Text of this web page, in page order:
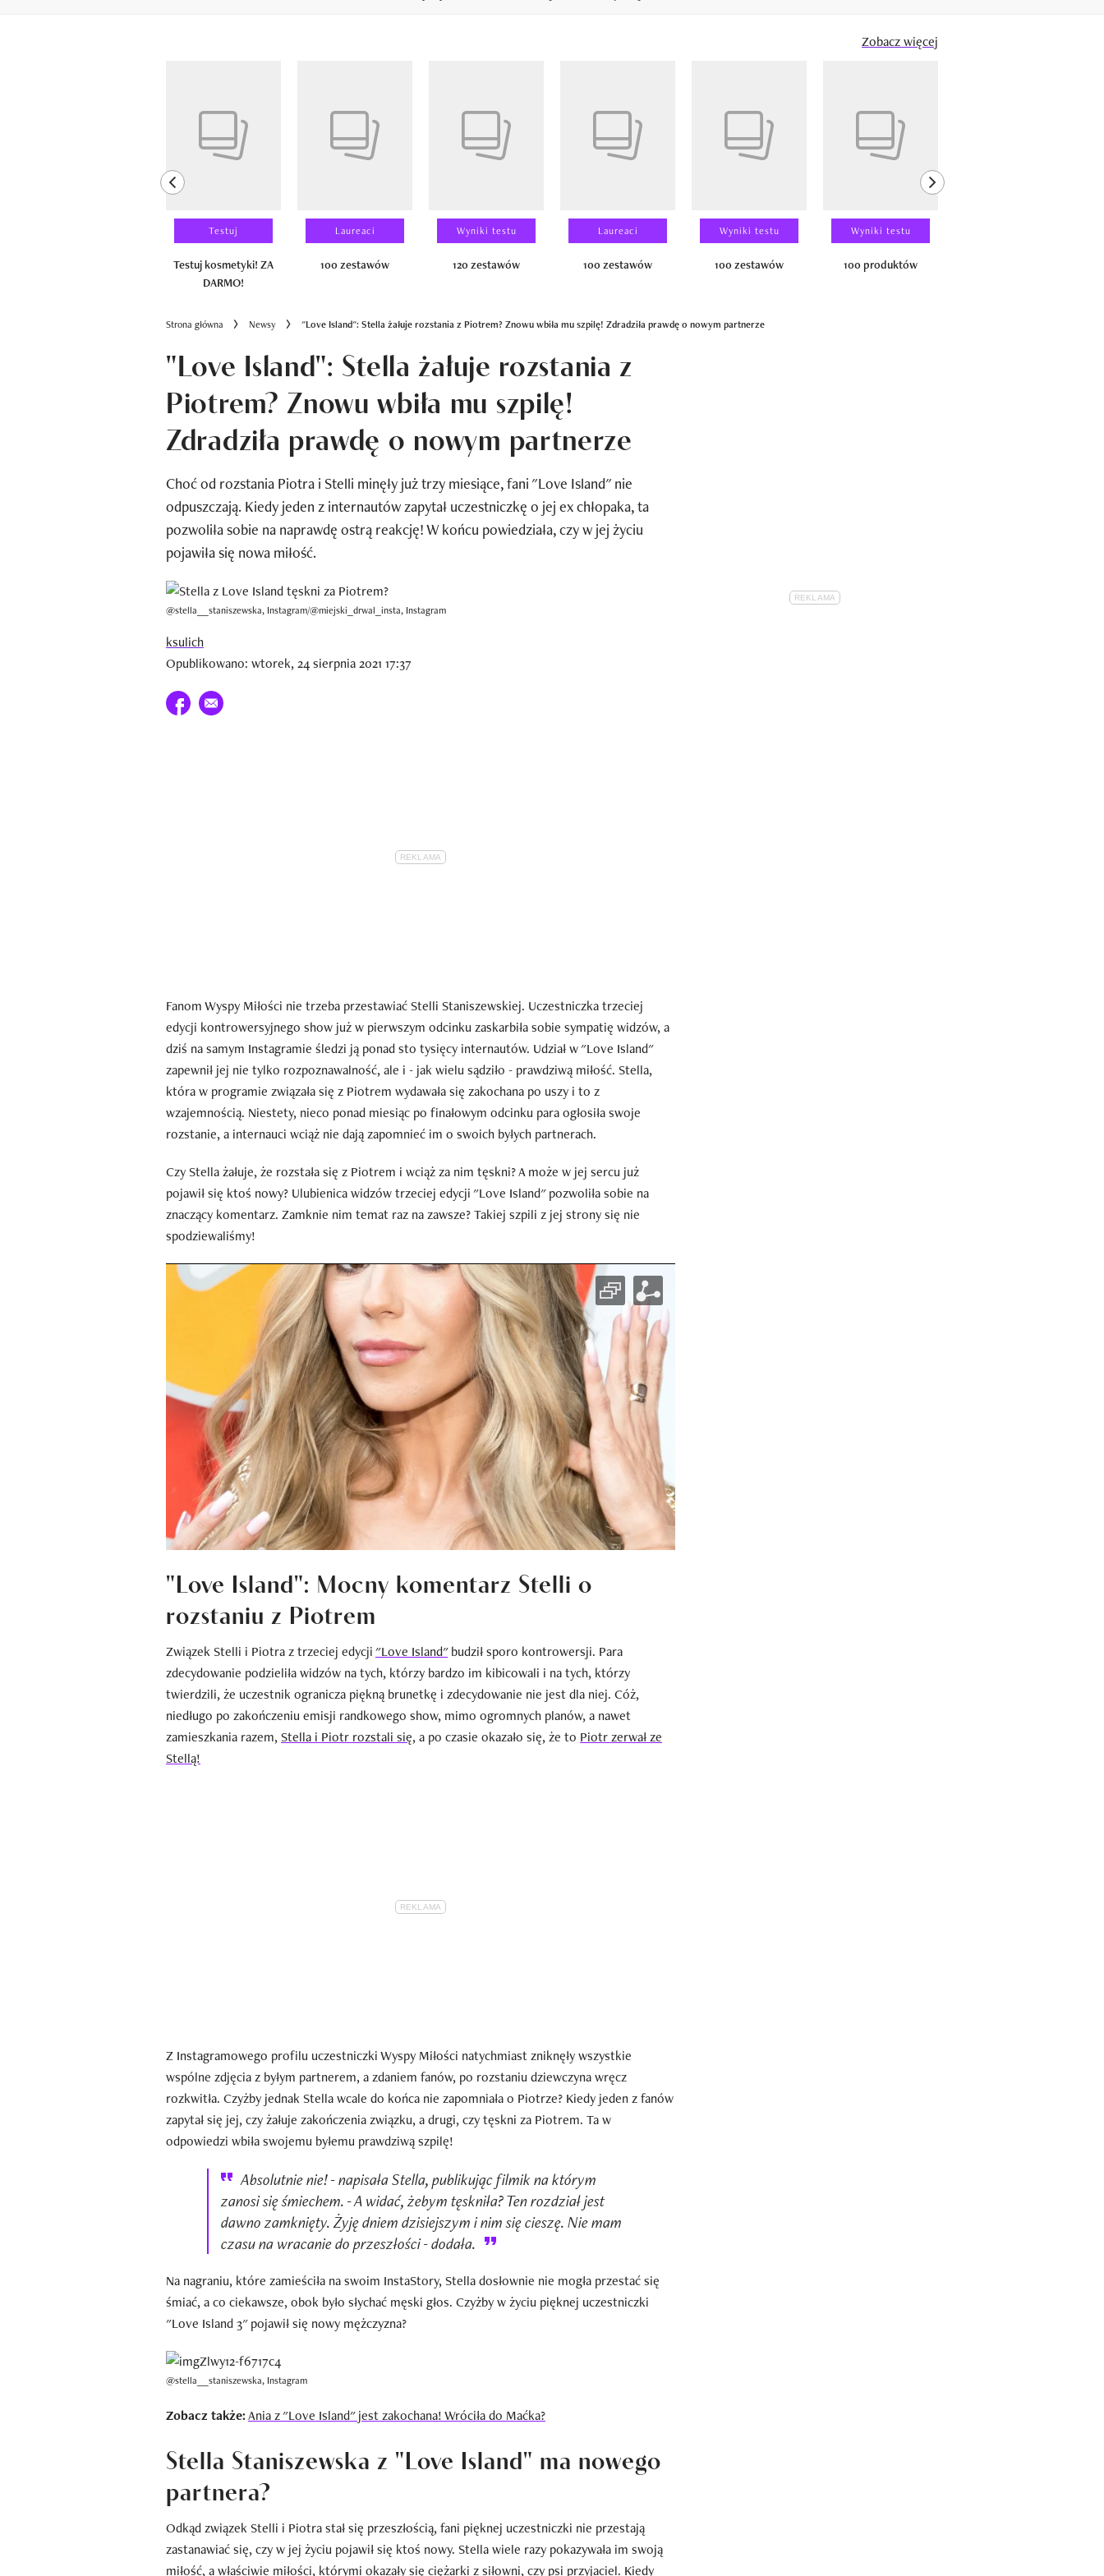
Zobacz więcej
previous element
Testuj
Testuj kosmetyki! ZA
DARMO!
Laureaci
100 zestawów
Wyniki testu
120 zestawów
Laureaci
100 zestawów
Wyniki testu
100 zestawów
Wyniki testu
100 produktów
next element
Strona główna Newsy "Love Island": Stella żałuje rozstania z Piotrem? Znowu wbiła mu szpilę! Zdradziła prawdę o nowym partnerze
"Love Island": Stella żałuje rozstania z
Piotrem? Znowu wbiła mu szpilę!
Zdradziła prawdę o nowym partnerze
Choć od rozstania Piotra i Stelli minęły już trzy miesiące, fani "Love Island" nie
odpuszczają. Kiedy jeden z internautów zapytał uczestniczkę o jej ex chłopaka, ta
pozwoliła sobie na naprawdę ostrą reakcję! W końcu powiedziała, czy w jej życiu
pojawiła się nowa miłość.
@stella__staniszewska, Instagram/@miejski_drwal_insta, Instagram
ksulich
Opublikowano: wtorek, 24 sierpnia 2021 17:37
Udostępnij na facebook
E-mail do przyjaciela
Fanom Wyspy Miłości nie trzeba przestawiać Stelli Staniszewskiej. Uczestniczka trzeciej
edycji kontrowersyjnego show już w pierwszym odcinku zaskarbiła sobie sympatię widzów, a
dziś na samym Instagramie śledzi ją ponad sto tysięcy internautów. Udział w "Love Island"
zapewnił jej nie tylko rozpoznawalność, ale i - jak wielu sądziło - prawdziwą miłość. Stella,
która w programie związała się z Piotrem wydawała się zakochana po uszy i to z
wzajemnością. Niestety, nieco ponad miesiąc po finałowym odcinku para ogłosiła swoje
rozstanie, a internauci wciąż nie dają zapomnieć im o swoich byłych partnerach.
Czy Stella żałuje, że rozstała się z Piotrem i wciąż za nim tęskni? A może w jej sercu już
pojawił się ktoś nowy? Ulubienica widzów trzeciej edycji "Love Island" pozwoliła sobie na
znaczący komentarz. Zamknie nim temat raz na zawsze? Takiej szpili z jej strony się nie
spodziewaliśmy!
"Love Island": Mocny komentarz Stelli o
rozstaniu z Piotrem
Związek Stelli i Piotra z trzeciej edycji"Love Island"budził sporo kontrowersji. Para
zdecydowanie podzieliła widzów na tych, którzy bardzo im kibicowali i na tych, którzy
twierdzili, że uczestnik ogranicza piękną brunetkę i zdecydowanie nie jest dla niej. Cóż,
niedługo po zakończeniu emisji randkowego show, mimo ogromnych planów, a nawet
zamieszkania razem,Stella i Piotr rozstali się, a po czasie okazało się, że to Piotr zerwał ze
Stellą!
Z Instagramowego profilu uczestniczki Wyspy Miłości natychmiast zniknęły wszystkie
wspólne zdjęcia z byłym partnerem, a zdaniem fanów, po rozstaniu dziewczyna wręcz
rozkwitła. Czyżby jednak Stella wcale do końca nie zapomniała o Piotrze? Kiedy jeden z fanów
zapytał się jej, czy żałuje zakończenia związku, a drugi, czy tęskni za Piotrem. Ta w
odpowiedzi wbiła swojemu byłemu prawdziwą szpilę!
Absolutnie nie! - napisała Stella, publikując filmik na którym
zanosi się śmiechem. - A widać, żebym tęskniła? Ten rozdział jest
dawno zamknięty. Żyję dniem dzisiejszym i nim się cieszę. Nie mam
czasu na wracanie do przeszłości - dodała.
Na nagraniu, które zamieściła na swoim InstaStory, Stella dosłownie nie mogła przestać się
śmiać, a co ciekawsze, obok było słychać męski głos. Czyżby w życiu pięknej uczestniczki
"Love Island 3" pojawił się nowy mężczyzna?
@stella__staniszewska, Instagram
Zobacz także:Ania z "Love Island" jest zakochana! Wróciła do Maćka?
Stella Staniszewska z "Love Island" ma nowego
partnera?
Odkąd związek Stelli i Piotra stał się przeszłością, fani pięknej uczestniczki nie przestają
zastanawiać się, czy w jej życiu pojawił się ktoś nowy. Stella wiele razy pokazywała im swoją
miłość, a właściwie miłości, którymi okazały się ciężarki z siłowni, czy psi przyjaciel. Kiedy